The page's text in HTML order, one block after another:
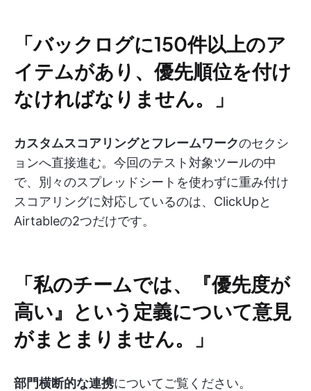
「バックログに150件以上のア
イテムがあり、優先順位を付け
なければなりません。」
カスタムスコアリングとフレームワークのセクシ
ョンへ直接進む。今回のテスト対象ツールの中
で、別々のスプレッドシートを使わずに重み付け
スコアリングに対応しているのは、ClickUpと
Airtableの2つだけです。
「私のチームでは、『優先度が
高い』という定義について意見
がまとまりません。」
部門横断的な連携についてご覧ください。